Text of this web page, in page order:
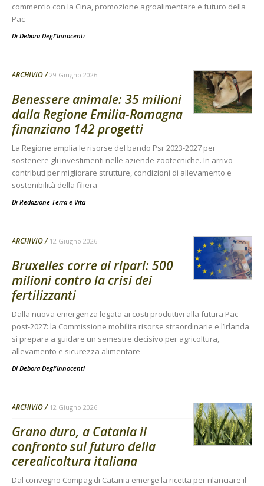
commercio con la Cina, promozione agroalimentare e futuro della
Pac
Di Debora Degl'Innocenti
ARCHIVIO 29 Giugno 2026
Benessere animale: 35 milioni
dalla Regione Emilia-Romagna
finanziano 142 progetti
La Regione amplia le risorse del bando Psr 2023-2027 per
sostenere gli investimenti nelle aziende zootecniche. In arrivo
contributi per migliorare strutture, condizioni di allevamento e
sostenibilità della filiera
Di Redazione Terra e Vita
ARCHIVIO 12 Giugno 2026
Bruxelles corre ai ripari: 500
milioni contro la crisi dei
fertilizzanti
Dalla nuova emergenza legata ai costi produttivi alla futura Pac
post-2027: la Commissione mobilita risorse straordinarie e l’Irlanda
si prepara a guidare un semestre decisivo per agricoltura,
allevamento e sicurezza alimentare
Di Debora Degl'Innocenti
ARCHIVIO 12 Giugno 2026
Grano duro, a Catania il
confronto sul futuro della
cerealicoltura italiana
Dal convegno Compag di Catania emerge la ricetta per rilanciare il